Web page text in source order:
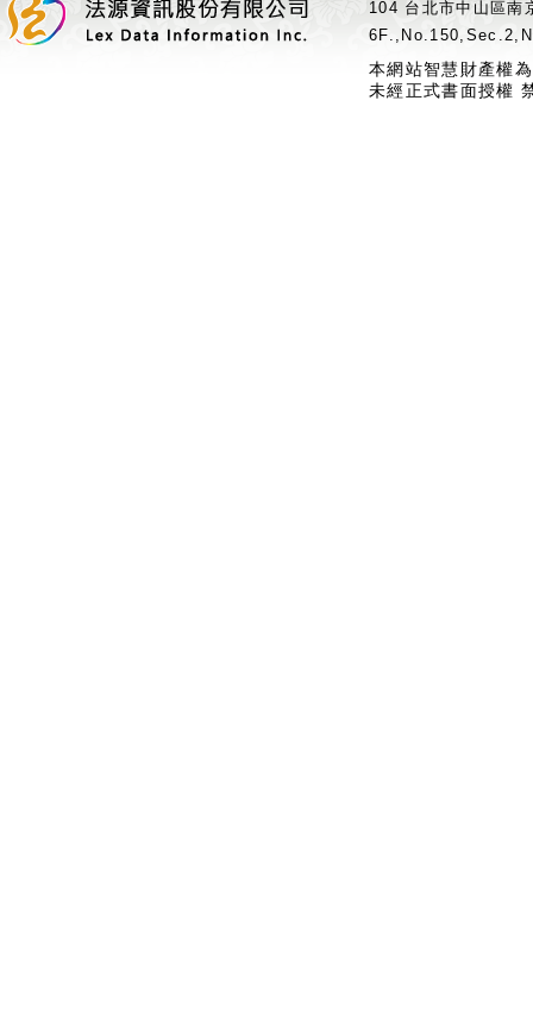
104 台北市中山區
本網站智慧財產權
未經正式書面授權